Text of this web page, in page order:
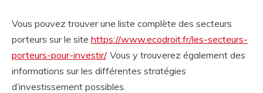
Vous pouvez trouver une liste complète des secteurs
porteurs sur le site https://www.ecodroit.fr/les-secteurs-
porteurs-pour-investir/. Vous y trouverez également des
informations sur les différentes stratégies
d’investissement possibles.